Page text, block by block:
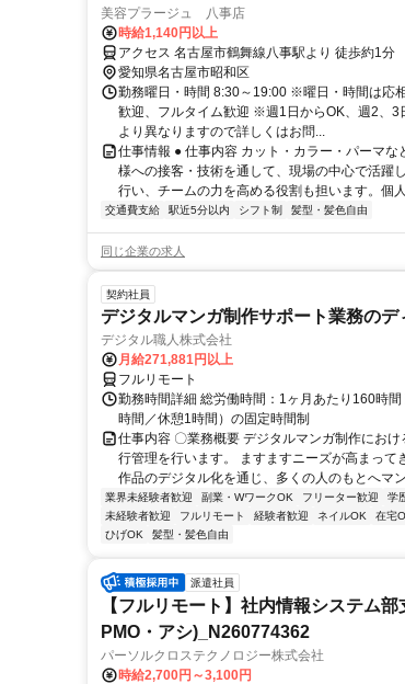
美容プラージュ 八事店
時給1,140円以上
アクセス 名古屋市鶴舞線八事駅より 徒歩約1分
愛知県名古屋市昭和区
勤務曜日・時間 8:30～19:00 ※曜日・時間は応
歓迎、フルタイム歓迎 ※週1日からOK、週2、3
より異なりますので詳しくはお問...
仕事情報 ● 仕事内容 カット・カラー・パーマ
様への接客・技術を通して、現場の中心で活躍
行い、チームの力を高める役割も担います。個
交通費支給 駅近5分以内 シフト制 髪型・髪色自由
同じ企業の求人
契約社員
デジタルマンガ制作サポート業務のデ
デジタル職人株式会社
月給271,881円以上
フルリモート
勤務時間詳細 総労働時間：1ヶ月あたり160時
時間／休憩1時間）の固定時間制
仕事内容 〇業務概要 デジタルマンガ制作にお
行管理を行います。 ますますニーズが高まって
作品のデジタル化を通じ、多くの人のもとへマ
業界未経験者歓迎 副業・WワークOK フリーター歓迎 学
未経験者歓迎
フルリモート 経験者歓迎 ネイルOK 在宅
ひげOK
髪型・髪色自由
派遣社員
【フルリモート】社内情報システム
PMO・アシ)_N260774362
パーソルクロステクノロジー株式会社
時給2,700円～3,100円